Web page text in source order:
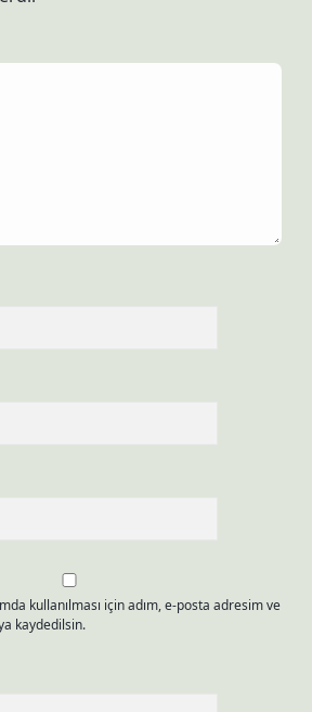
kullanılması için adım, e-posta adresim ve
kaydedilsin.